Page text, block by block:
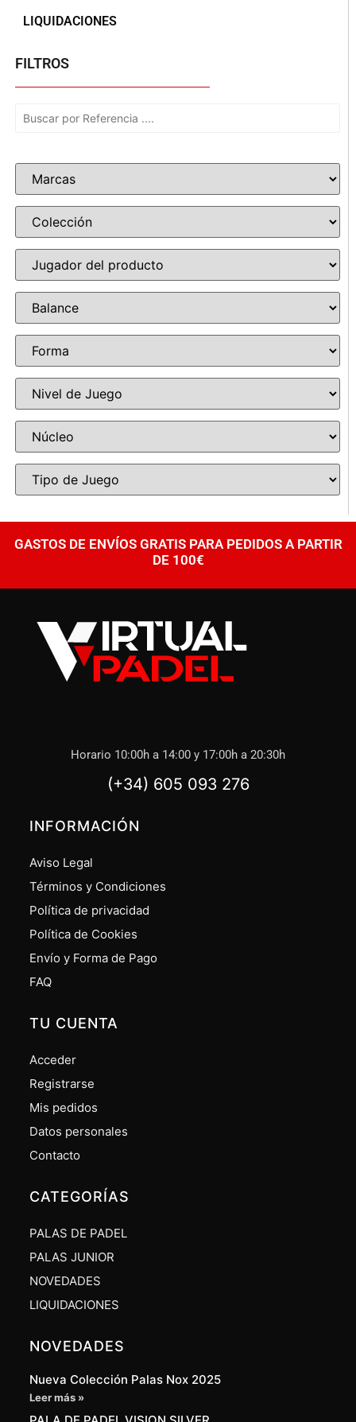
LIQUIDACIONES
FILTROS
GASTOS DE ENVÍOS GRATIS PARA PEDIDOS A PARTIR
DE 100€
Horario 10:00h a 14:00 y 17:00h a 20:30h
(+34) 605 093 276
INFORMACIÓN
Aviso Legal
Términos y Condiciones
Política de privacidad
Política de Cookies
Envío y Forma de Pago
FAQ
TU CUENTA
Acceder
Registrarse
Mis pedidos
Datos personales
Contacto
CATEGORÍAS
PALAS DE PADEL
PALAS JUNIOR
NOVEDADES
LIQUIDACIONES
NOVEDADES
Nueva Colección Palas Nox 2025
Leer más »